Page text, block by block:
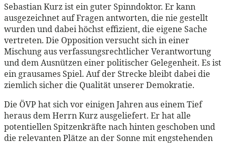
Sebastian Kurz ist ein guter Spinndoktor. Er kann
ausgezeichnet auf Fragen antworten, die nie gestellt
wurden und dabei höchst effizient, die eigene Sache
vertreten. Die Opposition versucht sich in einer
Mischung aus verfassungsrechtlicher Verantwortung
und dem Ausnützen einer politischer Gelegenheit. Es ist
ein grausames Spiel. Auf der Strecke bleibt dabei die
ziemlich sicher die Qualität unserer Demokratie.
Die ÖVP hat sich vor einigen Jahren aus einem Tief
heraus dem Herrn Kurz ausgeliefert. Er hat alle
potentiellen Spitzenkräfte nach hinten geschoben und
die relevanten Plätze an der Sonne mit engstehenden